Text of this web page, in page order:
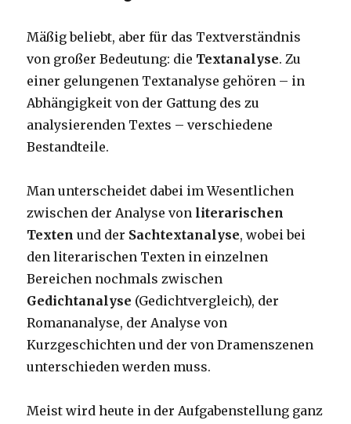
Mäßig beliebt, aber für das Textverständnis
von großer Bedeutung: die Textanalyse. Zu
einer gelungenen Textanalyse gehören – in
Abhängigkeit von der Gattung des zu
analysierenden Textes – verschiedene
Bestandteile.
Man unterscheidet dabei im Wesentlichen
zwischen der Analyse von literarischen
Texten und der Sachtextanalyse, wobei bei
den literarischen Texten in einzelnen
Bereichen nochmals zwischen
Gedichtanalyse (Gedichtvergleich), der
Romananalyse, der Analyse von
Kurzgeschichten und der von Dramenszenen
unterschieden werden muss.
Meist wird heute in der Aufgabenstellung ganz